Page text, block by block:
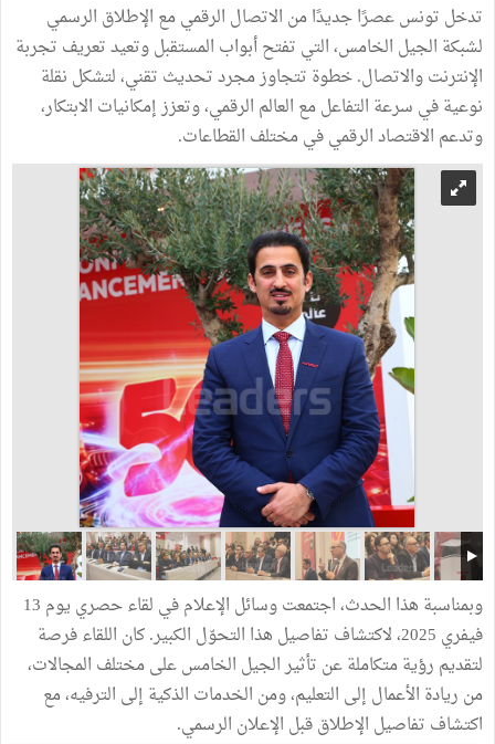
تدخل تونس عصرًا جديدًا من الاتصال الرقمي مع الإطلاق الرسمي
لشبكة الجيل الخامس، التي تفتح أبواب المستقبل وتعيد تعريف تجربة
الإنترنت والاتصال. خطوة تتجاوز مجرد تحديث تقني، لتشكل نقلة
نوعية في سرعة التفاعل مع العالم الرقمي، وتعزز إمكانيات الابتكار،
وتدعم الاقتصاد الرقمي في مختلف القطاعات.
وبمناسبة هذا الحدث، اجتمعت وسائل الإعلام في لقاء حصري يوم 13
فيفري 2025، لاكتشاف تفاصيل هذا التحوّل الكبير. كان اللقاء فرصة
لتقديم رؤية متكاملة عن تأثير الجيل الخامس على مختلف المجالات،
من ريادة الأعمال إلى التعليم، ومن الخدمات الذكية إلى الترفيه، مع
اكتشاف تفاصيل الإطلاق قبل الإعلان الرسمي.